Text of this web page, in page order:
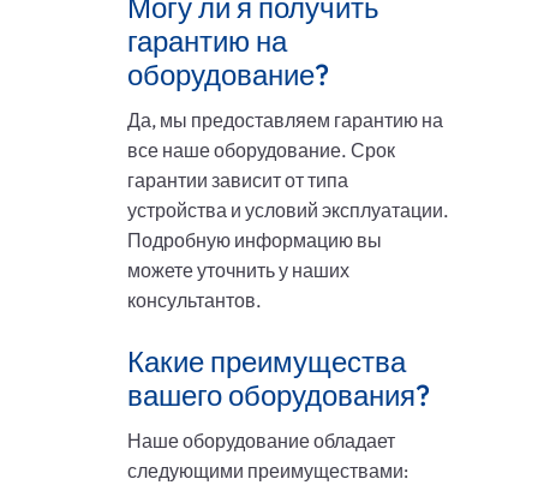
Могу ли я получить
гарантию на
оборудование?
Да, мы предоставляем гарантию на
все наше оборудование. Срок
гарантии зависит от типа
устройства и условий эксплуатации.
Подробную информацию вы
можете уточнить у наших
консультантов.
Какие преимущества
вашего оборудования?
Наше оборудование обладает
следующими преимуществами: